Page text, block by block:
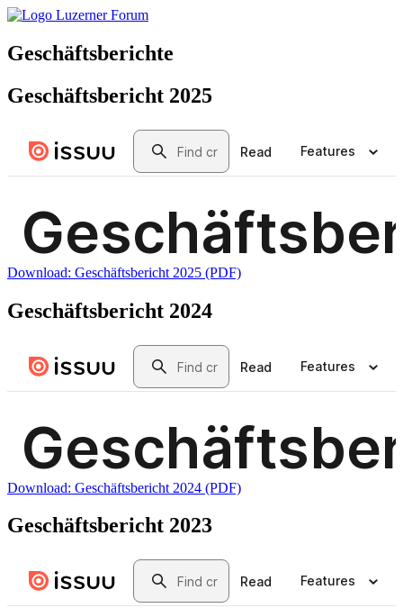
Geschäftsberichte
Geschäftsbericht 2025
Download: Geschäftsbericht 2025 (PDF)
Geschäftsbericht 2024
Download: Geschäftsbericht 2024 (PDF)
Geschäftsbericht 2023